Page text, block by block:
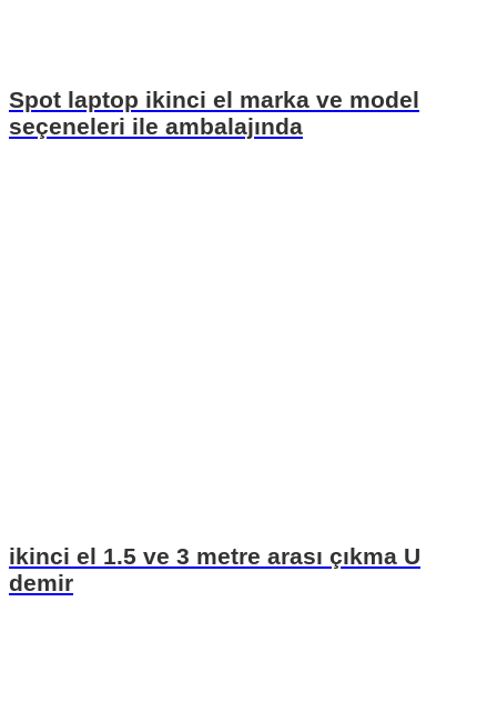
Spot laptop ikinci el marka ve model
seçeneleri ile ambalajında
ikinci el 1.5 ve 3 metre arası çıkma U
demir